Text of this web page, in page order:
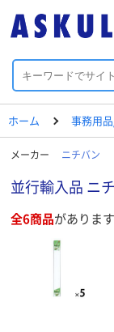
ホーム 事務用
メーカー ニチバン
並行輸入品 ニ
全6商品があります